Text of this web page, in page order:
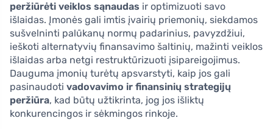
peržiūrėti veiklos sąnaudas ir optimizuoti savo
išlaidas. Įmonės gali imtis įvairių priemonių, siekdamos
sušvelninti palūkanų normų padarinius, pavyzdžiui,
ieškoti alternatyvių finansavimo šaltinių, mažinti veiklos
išlaidas arba netgi restruktūrizuoti įsipareigojimus.
Dauguma įmonių turėtų apsvarstyti, kaip jos gali
pasinaudoti vadovavimo ir finansinių strategijų
peržiūra, kad būtų užtikrinta, jog jos išliktų
konkurencingos ir sėkmingos rinkoje.